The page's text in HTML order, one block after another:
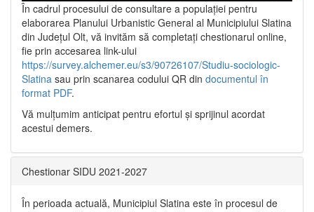
În cadrul procesului de consultare a populaţiei pentru
elaborarea Planului Urbanistic General al Municipiului Slatina
din Județul Olt, vă invităm să completați chestionarul online,
fie prin accesarea link-ului
https://survey.alchemer.eu/s3/90726107/Studiu-sociologic-
Slatina sau prin scanarea codului QR din documentul în
format PDF.
Vă mulţumim anticipat pentru efortul şi sprijinul acordat
acestui demers.
Chestionar SIDU 2021-2027
În perioada actuală, Municipiul Slatina este în procesul de